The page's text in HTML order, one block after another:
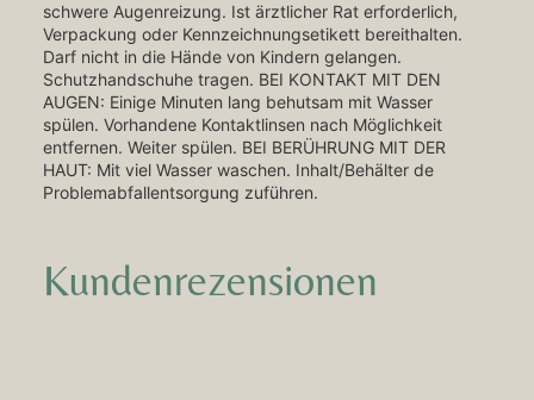
schwere Augenreizung. Ist ärztlicher Rat erforderlich,
Verpackung oder Kennzeichnungsetikett bereithalten.
Darf nicht in die Hände von Kindern gelangen.
Schutzhandschuhe tragen. BEI KONTAKT MIT DEN
AUGEN: Einige Minuten lang behutsam mit Wasser
spülen. Vorhandene Kontaktlinsen nach Möglichkeit
entfernen. Weiter spülen. BEI BERÜHRUNG MIT DER
HAUT: Mit viel Wasser waschen. Inhalt/Behälter de
Problemabfallentsorgung zuführen.
Kundenrezensionen